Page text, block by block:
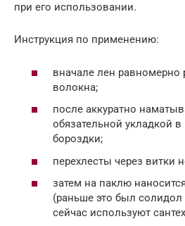
при его использовании.
Инструкция по применению:
вначале лен равномерно
волокна;
после аккуратно
обязательной укладкой
бороздки;
перехлесты через витки
затем на паклю
(раньше это был солидол
сейчас используют